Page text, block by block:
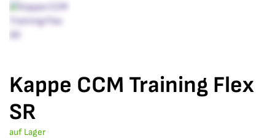
Kappe CCM Training Flex
SR
auf Lager